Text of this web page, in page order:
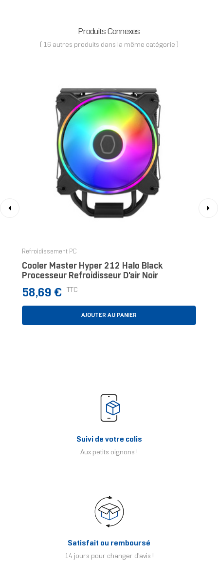
Produits Connexes
( 16 autres produits dans la même catégorie )
Refroidissement PC
Cooler Master Hyper 212 Halo Black
Processeur Refroidisseur D'air Noir
Prix
58,69 € TTC
AJOUTER AU PANIER
Suivi de votre colis
Aux petits oignons !
Satisfait ou remboursé
14 jours pour changer d'avis !